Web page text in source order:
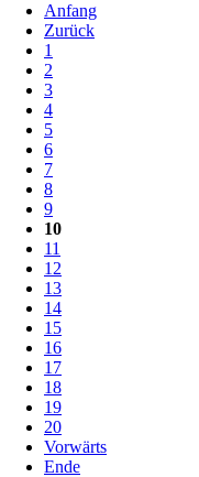
Anfang
Zurück
1
2
3
4
5
6
7
8
9
10
11
12
13
14
15
16
17
18
19
20
Vorwärts
Ende